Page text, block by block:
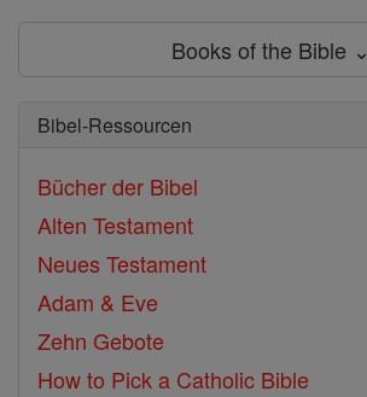
Books of the Bible ⌄
Bibel-Ressourcen
Bücher der Bibel
Alten Testament
Neues Testament
Adam & Eve
Zehn Gebote
How to Pick a Catholic Bible